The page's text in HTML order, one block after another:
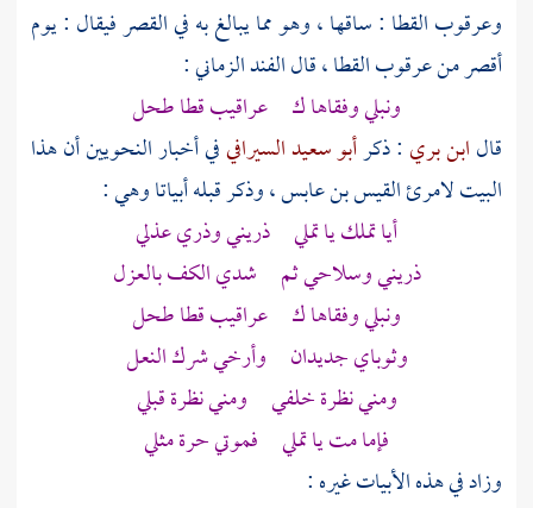
وعرقوب القطا : ساقها ، وهو مما يبالغ به في القصر فيقال : يوم
أقصر من عرقوب القطا ، قالالفند الزماني:
ونبلي وفقاها ك عراقيب قطا طحل
قالابن بري : ذكرأبو سعيد السيرافيفي أخبار النحويين أن هذا
البيتلامرئ القيس بن عابس، وذكر قبله أبياتا وهي :
أيا تملك يا تملي ذريني وذري عذلي
ذريني وسلاحي ثم شدي الكف بالعزل
ونبلي وفقاها ك عراقيب قطا طحل
وثوباي جديدان وأرخي شرك النعل
ومني نظرة خلفي ومني نظرة قبلي
فإما مت يا تملي فموتي حرة مثلي
وزاد في هذه الأبيات غيره :